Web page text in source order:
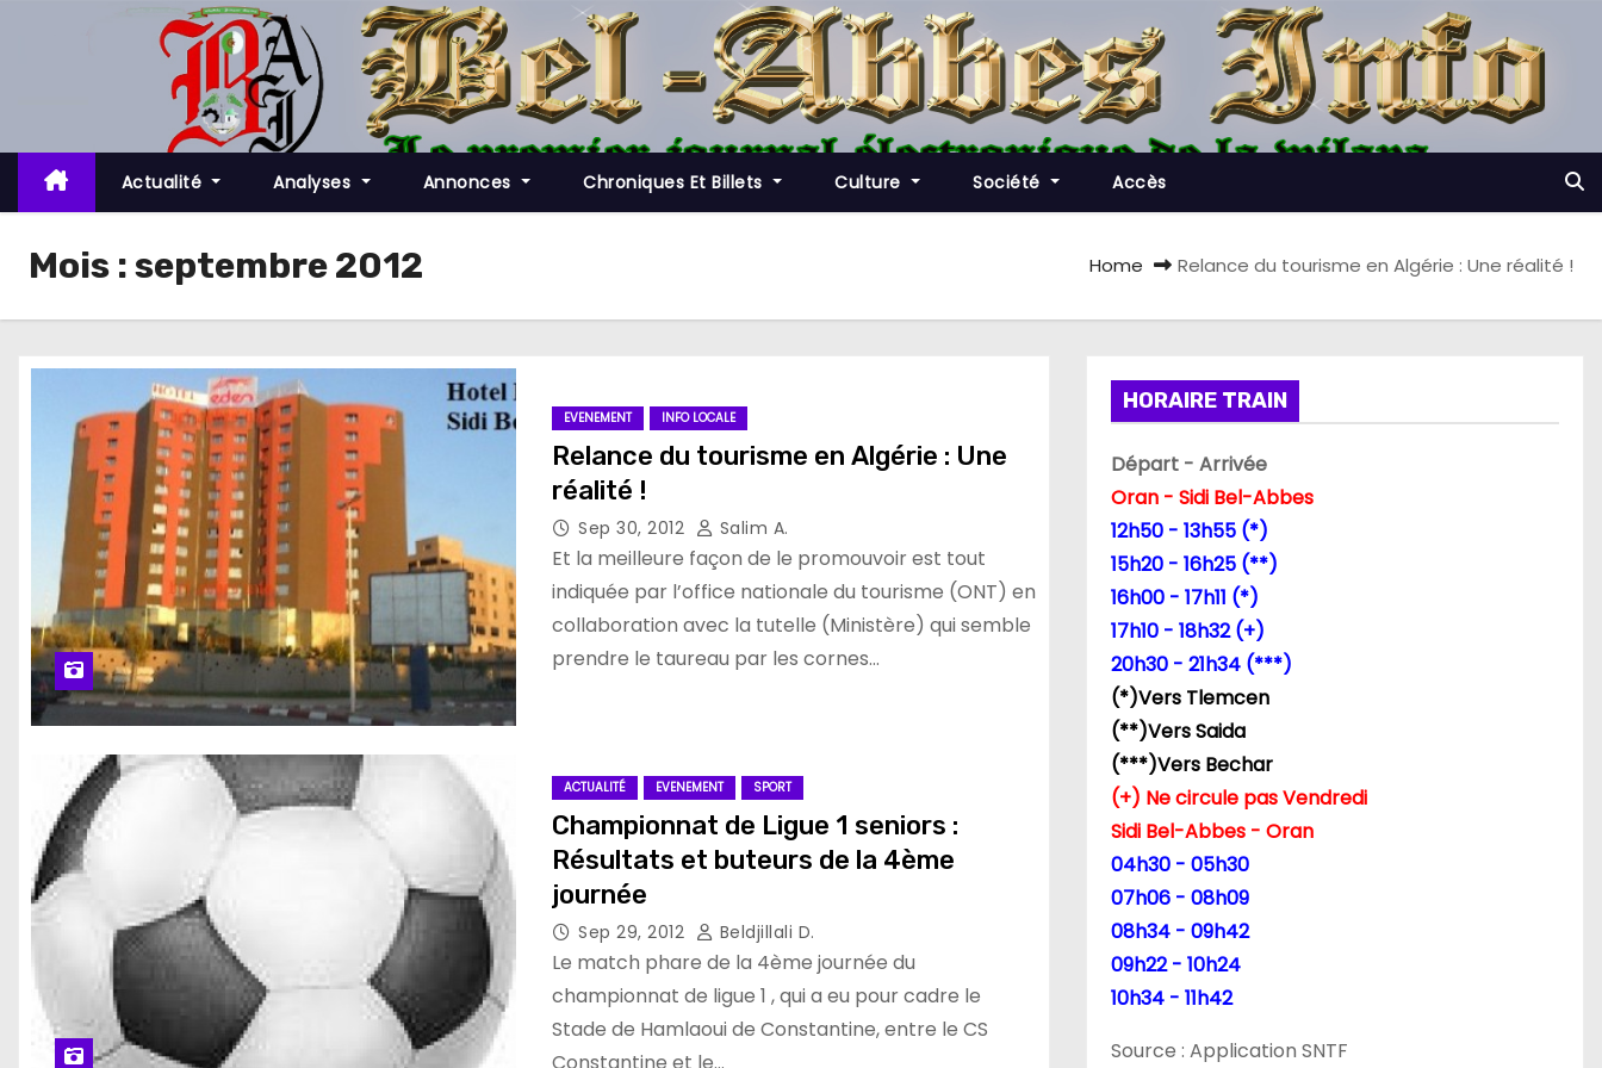
t
c
t
Actualité Analyses Annonces Chroniques Et Billets Culture Société Accès
Mois :septembre 2012 Home Relance du tourisme en Algérie : Une réalité !
EVENEMENT INFO LOCALE
Relance du tourisme en Algérie : Une
réalité !
Sep 30, 2012 Salim A.
Et la meilleure façon de le promouvoir est tout
indiquée par l’office nationale du tourisme (ONT) en
collaboration avec la tutelle (Ministère) qui semble
prendre le taureau par les cornes…
ACTUALITÉ EVENEMENT SPORT
Championnat de Ligue 1 seniors :
Résultats et buteurs de la 4ème
journée
Sep 29, 2012 Beldjillali D.
Le match phare de la 4ème journée du
championnat de ligue 1 , qui a eu pour cadre le
Stade de Hamlaoui de Constantine, entre le CS
Constantine et le…
HORAIRE TRAIN
Départ - Arrivée
Oran - Sidi Bel-Abbes
12h50 - 13h55 (*)
15h20 - 16h25 (**)
16h00 - 17h11 (*)
17h10 - 18h32 (+)
20h30 - 21h34 (***)
(*)Vers Tlemcen
(**)Vers Saida
(***)Vers Bechar
(+) Ne circule pas Vendredi
Sidi Bel-Abbes - Oran
04h30 - 05h30
07h06 - 08h09
08h34 - 09h42
09h22 - 10h24
10h34 - 11h42
Source : Application SNTF